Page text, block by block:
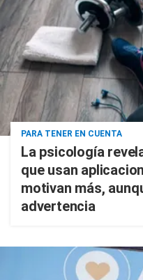
PARA TENER EN CUENTA
La psicología
que usan
motivan más,
advertencia